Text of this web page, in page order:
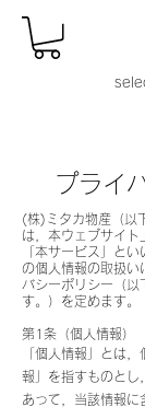
プライ
(株)ミタカ物産（以
は，本ウェブサイト
「本サービス」と
の個人情報の取扱い
バシーポリシー（以
す。）を定めます。
第1条（個人情報）
「個人情報」とは
報」を指すものとし
あって，当該情報に